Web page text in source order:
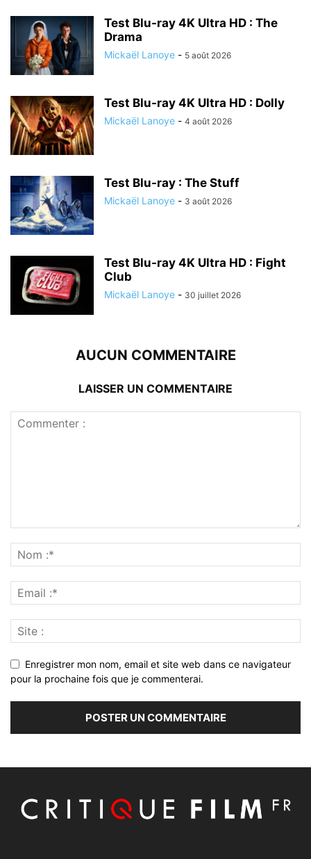
Test Blu-ray 4K Ultra HD : The
Drama
Mickaël Lanoye - 5 août 2026
Test Blu-ray 4K Ultra HD : Dolly
Mickaël Lanoye - 4 août 2026
Test Blu-ray : The Stuff
Mickaël Lanoye - 3 août 2026
Test Blu-ray 4K Ultra HD : Fight
Club
Mickaël Lanoye - 30 juillet 2026
AUCUN COMMENTAIRE
LAISSER UN COMMENTAIRE
Enregistrer mon nom, email et site web dans ce navigateur
pour la prochaine fois que je commenterai.